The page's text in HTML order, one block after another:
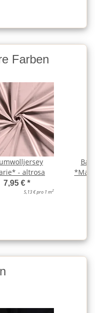
Farben
- altrosa
7,95 € *
5,13 € pro 1 m2